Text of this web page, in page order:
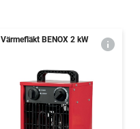
Värmefläkt BENOX 2 kW